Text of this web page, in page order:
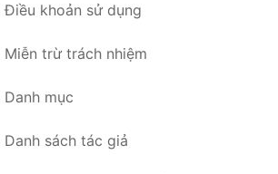
Điều khoản sử dụng
Miễn trừ trách nhiệm
Danh mục
Danh sách tác giả